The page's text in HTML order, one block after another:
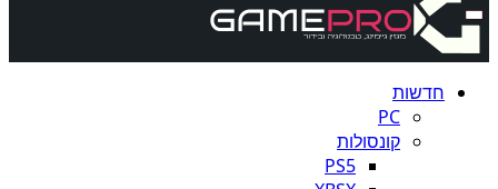
חדשות
PC
קונסולות
PS5